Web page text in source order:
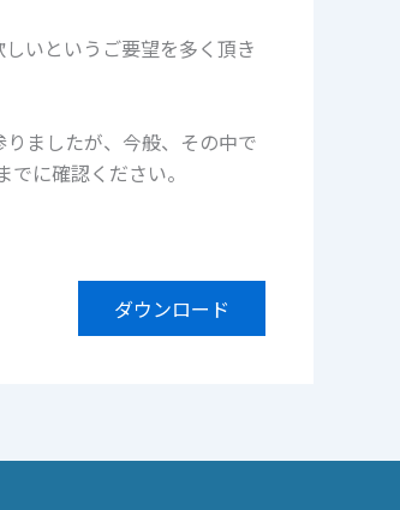
いというご要望を多く頂き
ましたが、今般、その中で
に確認ください。
ダウンロード